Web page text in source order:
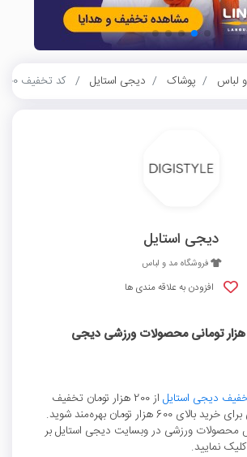
لباس پوشاک دیجی استایل کد تخفیف 200 هزار تومانی محصولات ورزشی دیجی استایل
دیجی استایل
فروشگاه مد و لباس
افزودن به علاقه مندی ها
تخفیف 200 هزار تومانی محصولات ورزشی دیجی
دیجی استایل
از 200 هزار تومان تخفیف
محصولات ورزشی برای خرید بالای 600 هزار تومان بهره‌مند شوید.
ورزشی در وبسایت دیجی استایل بر
نمایید.